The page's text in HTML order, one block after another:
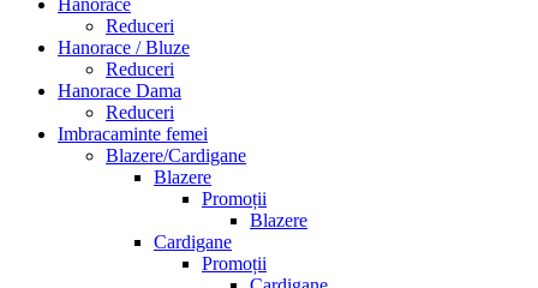
Hanorace
Reduceri
Hanorace / Bluze
Reduceri
Hanorace Dama
Reduceri
Imbracaminte femei
Blazere/Cardigane
Blazere
Promoții
Blazere
Cardigane
Promoții